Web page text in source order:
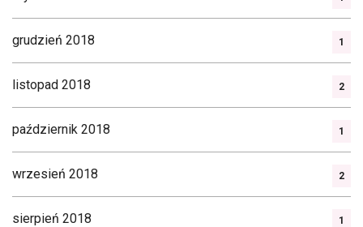
grudzień 2018 1
listopad 2018 2
październik 2018 1
wrzesień 2018 2
sierpień 2018 1